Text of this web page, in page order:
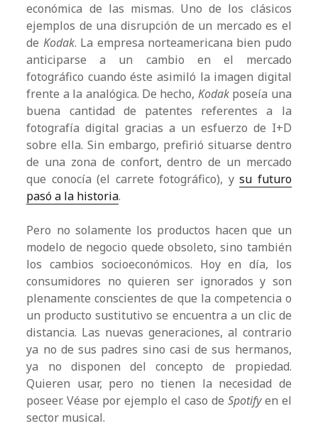
económica de las mismas. Uno de los clásicos
ejemplos de una disrupción de un mercado es el
de Kodak. La empresa norteamericana bien pudo
anticiparse a un cambio en el mercado
fotográfico cuando éste asimiló la imagen digital
frente a la analógica. De hecho, Kodakposeía una
buena cantidad de patentes referentes a la
fotografía digital gracias a un esfuerzo de I+D
sobre ella. Sin embargo, prefirió situarse dentro
de una zona de confort, dentro de un mercado
que conocía (el carrete fotográfico), ysu futuro
pasó a la historia.
Pero no solamente los productos hacen que un
modelo de negocio quede obsoleto, sino también
los cambios socioeconómicos. Hoy en día, los
consumidores no quieren ser ignorados y son
plenamente conscientes de que la competencia o
un producto sustitutivo se encuentra a un clic de
distancia. Las nuevas generaciones, al contrario
ya no de sus padres sino casi de sus hermanos,
ya no disponen del concepto de propiedad.
Quieren usar, pero no tienen la necesidad de
poseer. Véase por ejemplo el caso de Spotifyen el
sector musical.